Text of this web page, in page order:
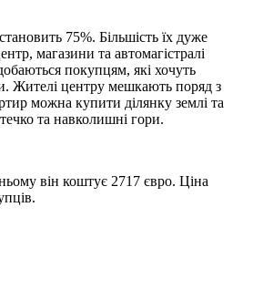
75%. Більшість їх дуже
магазини та автомагістралі
покупцям, які хочуть
Жителі центру мешкають поряд з
можна купити ділянку землі та
та навколишні гори.
він коштує 2717 євро. Ціна